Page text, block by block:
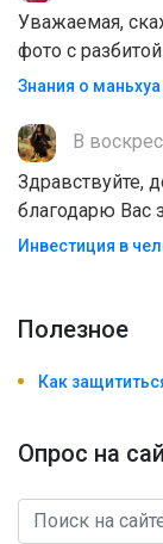
Уважаемая,
фото с
Знания о
В
Здравствуйте,
благодарю Вас
Инвестиция в
Полезноe
Как
Опрос на